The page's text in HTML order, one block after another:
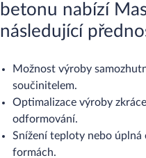
betonu nabízí
následující
Možnost výroby
součinitelem.
Optimalizace výroby
odformování.
Snížení teploty nebo
formách.